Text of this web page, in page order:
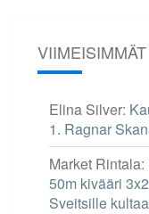
Elina Silver:
1. Ragnar
Market Rintala:
50m kivääri
Sveitsille